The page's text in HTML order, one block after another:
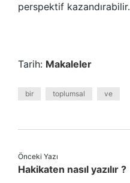
perspektif kazandırabilir.
Tarih: Makaleler
bir toplumsal ve
Önceki Yazı
Hakikaten nasıl yazılır ?